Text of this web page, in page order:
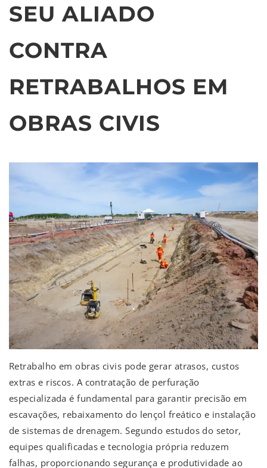
SEU ALIADO
CONTRA
RETRABALHOS EM
OBRAS CIVIS
Retrabalho em obras civis pode gerar atrasos, custos
extras e riscos. A contratação de perfuração
especializada é fundamental para garantir precisão em
escavações, rebaixamento do lençol freático e instalação
de sistemas de drenagem. Segundo estudos do setor,
equipes qualificadas e tecnologia própria reduzem
falhas, proporcionando segurança e produtividade ao